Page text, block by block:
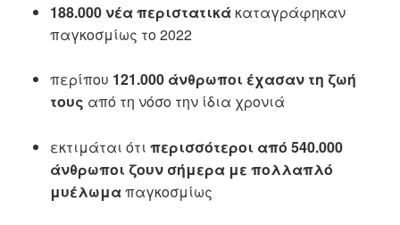
188.000 νέα περιστατικάκαταγράφηκαν
παγκοσμίως το 2022
περίπου 121.000 άνθρωποι έχασαν τη ζωή
τους από τη νόσο την ίδια χρονιά
εκτιμάται ότι περισσότεροι από 540.000
άνθρωποι ζουν σήμερα με πολλαπλό
μυέλωμαπαγκοσμίως